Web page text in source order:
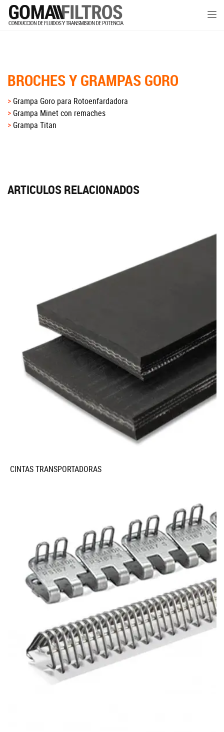
BROCHES Y GRAMPAS GORO
Grampa Goro para Rotoenfardadora
Grampa Minet con remaches
Grampa Titan
ARTICULOS RELACIONADOS
CINTAS TRANSPORTADORAS